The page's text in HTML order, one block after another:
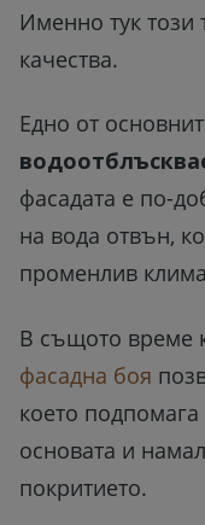
Именно тук този
качества.
Едно от
фасадата е по-
на вода отвън,
променлив
В същото време
фасадна боя
което подпомага
основата и
покритието.